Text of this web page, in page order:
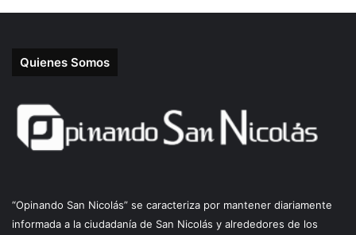
Quienes Somos
“Opinando San Nicolás” se caracteriza por mantener diariamente
informada a la ciudadanía de San Nicolás y alrededores de los